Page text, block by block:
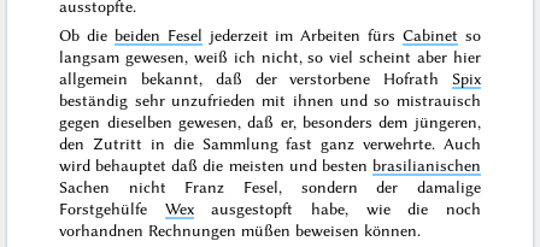
ausstopfte.
Ob die beiden Fesel jederzeit im Arbeiten fürs Cabinet so
langsam gewesen, weiß ich nicht, so viel scheint aber hier
allgemein bekannt, daß der verstorbene Hofrath Spix
beständig sehr unzufrieden mit ihnen und so mistrauisch
gegen dieselben gewesen, daß er, besonders dem jüngeren,
den Zutritt in die Sammlung fast ganz verwehrte. Auch
wird behauptet daß die meisten und besten brasilianischen
Sachen nicht Franz Fesel, sondern der damalige
Forstgehülfe Wexausgestopft habe, wie die noch
vorhandnen Rechnungen müßen beweisen können.